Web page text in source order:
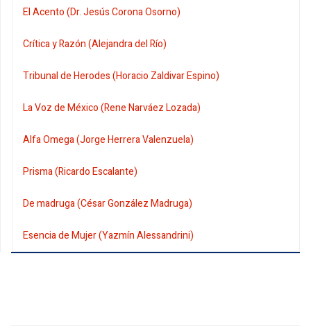
El Acento (Dr. Jesús Corona Osorno)
Crítica y Razón (Alejandra del Río)
Tribunal de Herodes (Horacio Zaldivar Espino)
La Voz de México (Rene Narváez Lozada)
Alfa Omega (Jorge Herrera Valenzuela)
Prisma (Ricardo Escalante)
De madruga (César González Madruga)
Esencia de Mujer (Yazmín Alessandrini)